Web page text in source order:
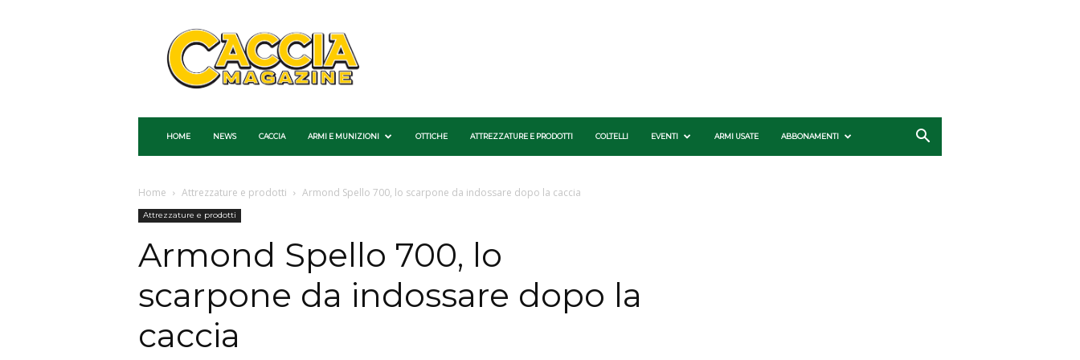
Caccia
Magazine
HOME NEWS CACCIA ARMI E MUNIZIONI OTTICHE ATTREZZATURE E PRODOTTI COLTELLI EVENTI ARMI USATE ABBONAMENTI
Home Attrezzature e prodotti Armond Spello 700, lo scarpone da indossare dopo la caccia
Attrezzature e prodotti
Armond Spello 700, lo
scarpone da indossare dopo la
caccia